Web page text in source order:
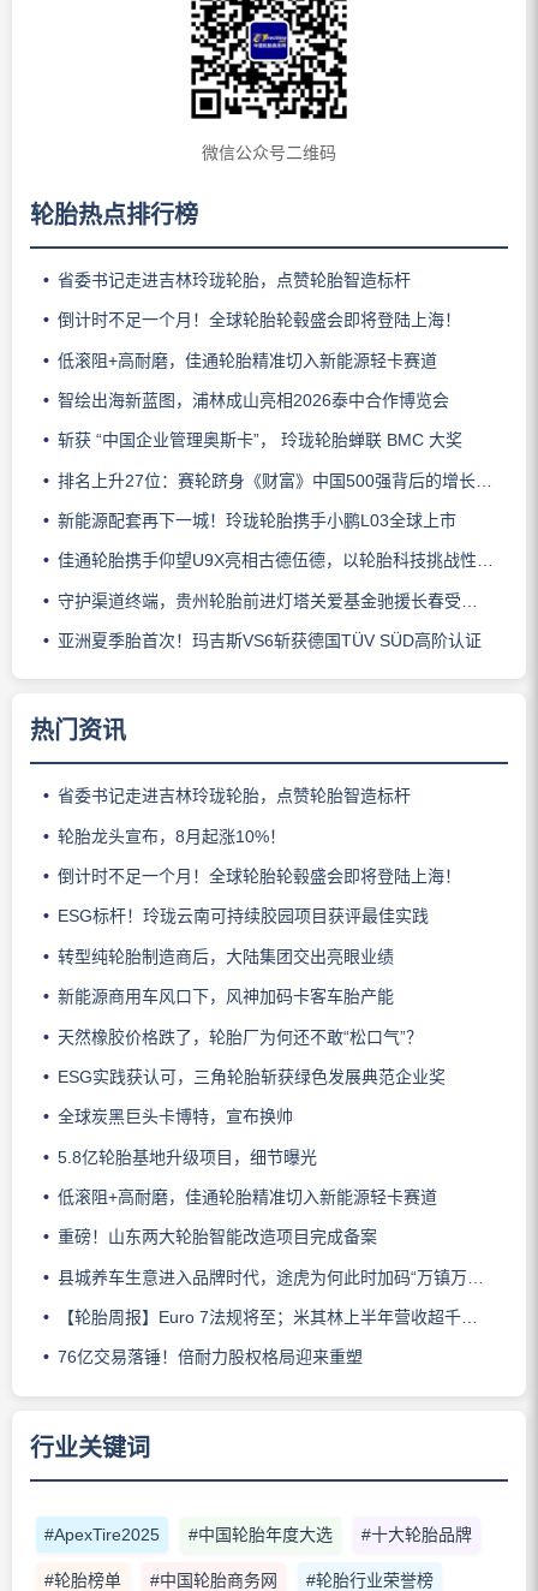
微信公众号二维码
轮胎热点排行榜
省委书记走进吉林玲珑轮胎，点赞轮胎智造标杆
倒计时不足一个月！全球轮胎轮毂盛会即将登陆上海！
低滚阻+高耐磨，佳通轮胎精准切入新能源轻卡赛道
智绘出海新蓝图，浦林成山亮相2026泰中合作博览会
斩获 “中国企业管理奥斯卡”， 玲珑轮胎蝉联 BMC 大奖
排名上升27位：赛轮跻身《财富》中国500强背后的增长逻辑
新能源配套再下一城！玲珑轮胎携手小鹏L03全球上市
佳通轮胎携手仰望U9X亮相古德伍德，以轮胎科技挑战性能边界
守护渠道终端，贵州轮胎前进灯塔关爱基金驰援长春受灾门店
亚洲夏季胎首次！玛吉斯VS6斩获德国TÜV SÜD高阶认证
热门资讯
省委书记走进吉林玲珑轮胎，点赞轮胎智造标杆
轮胎龙头宣布，8月起涨10%！
倒计时不足一个月！全球轮胎轮毂盛会即将登陆上海！
ESG标杆！玲珑云南可持续胶园项目获评最佳实践
转型纯轮胎制造商后，大陆集团交出亮眼业绩
新能源商用车风口下，风神加码卡客车胎产能
天然橡胶价格跌了，轮胎厂为何还不敢“松口气”？
ESG实践获认可，三角轮胎斩获绿色发展典范企业奖
全球炭黑巨头卡博特，宣布换帅
5.8亿轮胎基地升级项目，细节曝光
低滚阻+高耐磨，佳通轮胎精准切入新能源轻卡赛道
重磅！山东两大轮胎智能改造项目完成备案
县城养车生意进入品牌时代，途虎为何此时加码“万镇万店”？
【轮胎周报】Euro 7法规将至；米其林上半年营收超千亿；倍耐力上半年盈利稳增；龙星炭黑斩获欧洲近万吨订单
76亿交易落锤！倍耐力股权格局迎来重塑
行业关键词
#ApexTire2025 #中国轮胎年度大选 #十大轮胎品牌
#轮胎榜单 #中国轮胎商务网 #轮胎行业荣誉榜